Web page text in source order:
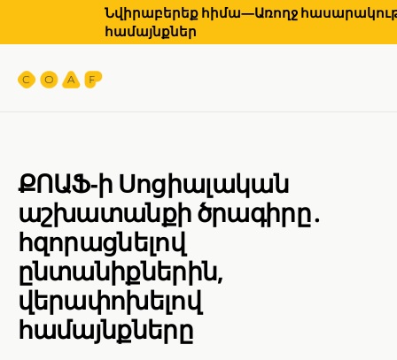
Նվիրաբերեք հիմա—Առողջ
համայնքներ
ՔՈԱՖ-ի Սոցիալական
աշխատանքի ծրագիրը․
հզորացնելով
ընտանիքներին,
վերափոխելով
համայնքները